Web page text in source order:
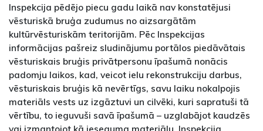
Inspekcija pēdējo piecu gadu laikā nav konstatējusi
vēsturiskā bruģa zudumus no aizsargātām
kultūrvēsturiskām teritorijām. Pēc Inspekcijas
informācijas pašreiz sludinājumu portālos piedāvātais
vēsturiskais bruģis privātpersonu īpašumā nonācis
padomju laikos, kad, veicot ielu rekonstrukciju darbus,
vēsturiskais bruģis kā nevērtīgs, savu laiku nokalpojis
materiāls vests uz izgāztuvi un cilvēki, kuri sapratuši tā
vērtību, to ieguvuši savā īpašumā – uzglabājot kaudzēs
vai izmantojot kā ieseguma materiālu. Inspekcija